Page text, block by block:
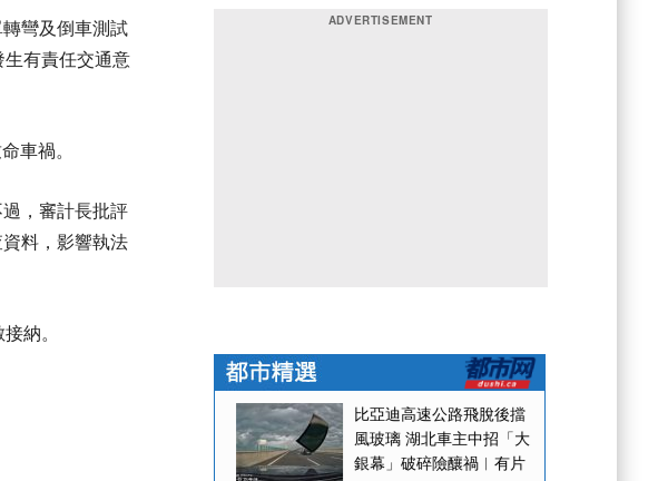
彎及倒車測試
有責任交通意
車禍。
，審計長批評
料，影響執法
納。